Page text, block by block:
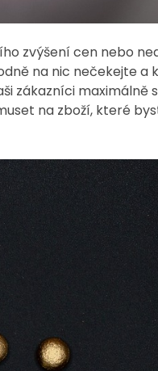
zvýšení cen nebo
na nic nečekejte a
zákazníci maximálně
na zboží, které